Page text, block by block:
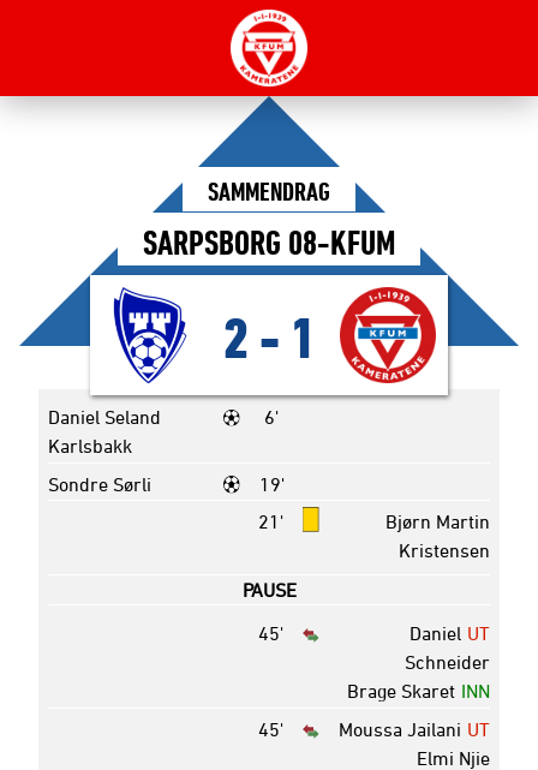
SAMMENDRAG
SARPSBORG 08-KFUM
2 - 1
6'
Daniel Seland
Karlsbakk
19'
Sondre Sørli
21'
Bjørn Martin
Kristensen
PAUSE
45' UT
Daniel
Schneider
INN
Brage Skaret
45'
UT
Moussa Jailani
Elmi Njie